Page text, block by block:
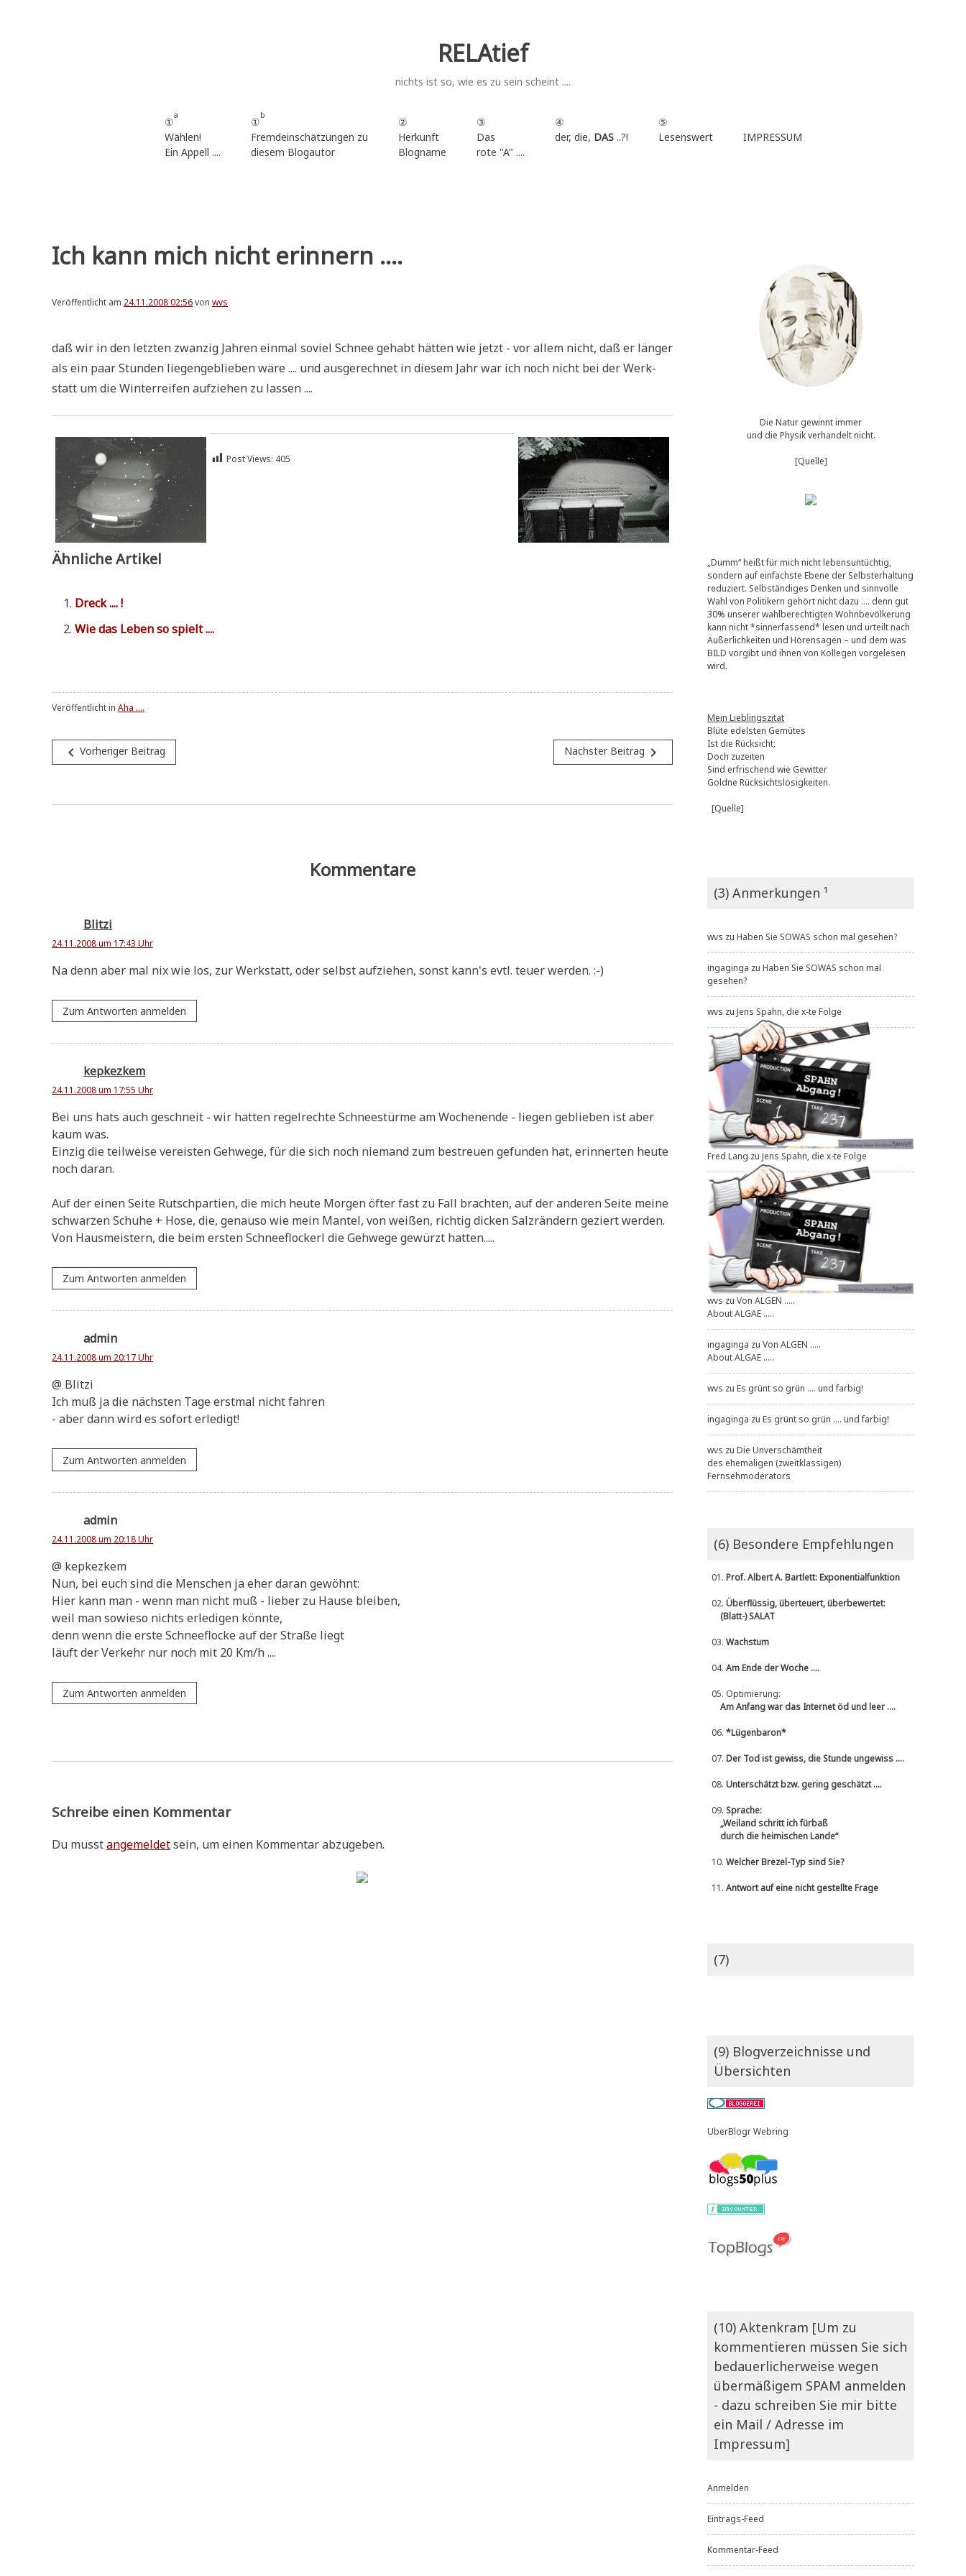
RELAtief
nichts ist so, wie es zu sein scheint ....
①
a
Wählen!
Ein Appell ....
①
b
Fremdeinschätzungen zu
diesem Blogautor
②
Herkunft
Blogname
③
Das
rote "A" ....
④
der, die, DAS..?!
⑤
Lesenswert
IMPRESSUM
Ich kann mich nicht erinnern ....
Veröffentlicht am 24.11.2008 02:56von wvs
daß wir in den letz­ten zwan­zig Jah­ren ein­mal soviel Schnee gehabt hät­ten wie jetzt - vor allem nicht, daß er län­ger
als ein paar Stun­den lie­gen­ge­blie­ben wäre .... und aus­ge­rech­net in die­sem Jahr war ich noch nicht bei der Werk­
statt um die Win­ter­rei­fen auf­zie­hen zu lassen ....
Post Views: 405
Ähnliche Artikel
Dreck .... !
Wie das Leben so spielt ....
Veröffentlicht in Aha ....
Beitragsnavigation
navigate_before Vorheriger Beitrag Nächster Beitrag navigate_next
Kommentare
Blitzi
24.11.2008 um 17:43 Uhr
Na denn aber mal nix wie los, zur Werk­statt, oder selbst auf­zie­hen, sonst kann's evtl. teu­er werden. :-)
Zum Antworten anmelden
kepkezkem
24.11.2008 um 17:55 Uhr
Bei uns hats auch geschneit - wir hat­ten regel­rech­te Schnee­stür­me am Wochen­en­de - lie­gen geblie­ben ist aber
kaum was.
Ein­zig die teil­wei­se ver­ei­sten Geh­we­ge, für die sich noch nie­mand zum bestreu­en gefun­den hat, erin­ner­ten heu­te
noch daran.
Auf der einen Sei­te Rutsch­par­tien, die mich heu­te Mor­gen öfter fast zu Fall brach­ten, auf der ande­ren Sei­te mei­ne
schwar­zen Schu­he + Hose, die, genau­so wie mein Man­tel, von wei­ßen, rich­tig dicken Salz­rän­dern geziert werden.
Von Haus­mei­stern, die beim ersten Schnee­flockerl die Geh­we­ge gewürzt hatten.....
Zum Antworten anmelden
admin
24.11.2008 um 20:17 Uhr
@ Blitzi
Ich muß ja die näch­sten Tage erst­mal nicht fahren
- aber dann wird es sofort erledigt!
Zum Antworten anmelden
admin
24.11.2008 um 20:18 Uhr
@ kep­kez­kem
Nun, bei euch sind die Men­schen ja eher dar­an gewöhnt:
Hier kann man - wenn man nicht muß - lie­ber zu Hau­se bleiben,
weil man sowie­so nichts erle­di­gen könnte,
denn wenn die erste Schnee­flocke auf der Stra­ße liegt
läuft der Ver­kehr nur noch mit 20 Km/h ....
Zum Antworten anmelden
Schreibe einen Kommentar
Du musstangemeldetsein, um einen Kommentar abzugeben.
Die Natur gewinnt immer
und die Physik verhandelt nicht.
[Quelle]
„Dumm“ heißt für mich nicht lebensuntüchtig,
sondern auf einfachste Ebene der Selbsterhaltung
reduziert. Selbständiges Denken und sinnvolle
Wahl von Politikern gehört nicht dazu …. denn gut
30% unserer wahlberechtigten Wohnbevölkerung
kann nicht *sinnerfassend* lesen und urteilt nach
Äußerlichkeiten und Hörensagen – und dem was
BILD vorgibt und ihnen von Kollegen vorgelesen
wird.
Mein Lieblingszitat
Blüte edelsten Gemütes
Ist die Rücksicht;
Doch zuzeiten
Sind erfrischend wie Gewitter
Goldne Rücksichtslosigkeiten.
[Quelle]
(3) Anmerkungen ¹
wvs zu Haben Sie SOWAS schon mal gesehen?
ingaginga zu Haben Sie SOWAS schon mal
gesehen?
wvs zu Jens Spahn, die x-te Folge
Fred Lang zu Jens Spahn, die x-te Folge
wvs zu Von ALGEN .....
About ALGAE .....
ingaginga zu Von ALGEN .....
About ALGAE .....
wvs zu Es grünt so grün .... und farbig!
ingaginga zu Es grünt so grün .... und farbig!
wvs zu Die Unverschämtheit
des ehemaligen (zweitklassigen)
Fernsehmoderators
(6) Besondere Empfehlungen
01. Prof. Albert A. Bartlett: Exponentialfunktion
02. Überflüssig, überteuert, überbewertet:
(Blatt-) SALAT
03. Wachstum
04. Am Ende der Woche ....
05. Optimierung:
Am Anfang war das Internet öd und leer ....
06. *Lügenbaron*
07. Der Tod ist gewiss, die Stunde ungewiss ....
08. Unterschätzt bzw. gering geschätzt ....
09. Sprache:
„Weiland schritt ich fürbaß
durch die heimischen Lande“
10. Welcher Brezel-Typ sind Sie?
11. Antwort auf eine nicht gestellte Frage
(7)
(9) Blogverzeichnisse und
Übersichten
UberBlogr Webring
(10) Aktenkram [Um zu
kommentieren müssen Sie sich
bedauerlicherweise wegen
übermäßigem SPAM anmelden
- dazu schreiben Sie mir bitte
ein Mail / Adresse im
Impressum]
Anmelden
Eintrags-Feed
Kommentar-Feed